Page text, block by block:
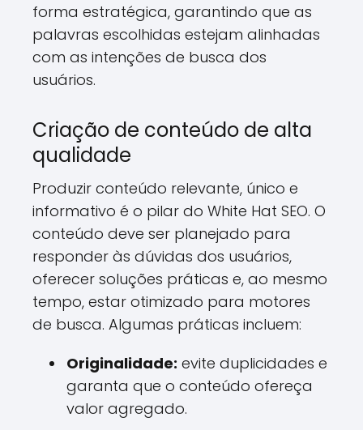
forma estratégica, garantindo que as
palavras escolhidas estejam alinhadas
com as intenções de busca dos
usuários.
Criação de conteúdo de alta
qualidade
Produzir conteúdo relevante, único e
informativo é o pilar do White Hat SEO. O
conteúdo deve ser planejado para
responder às dúvidas dos usuários,
oferecer soluções práticas e, ao mesmo
tempo, estar otimizado para motores
de busca. Algumas práticas incluem:
Originalidade: evite duplicidades e
garanta que o conteúdo ofereça
valor agregado.